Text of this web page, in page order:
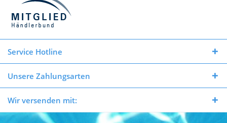
Service Hotline
Unsere Zahlungsarten
Wir versenden mit: